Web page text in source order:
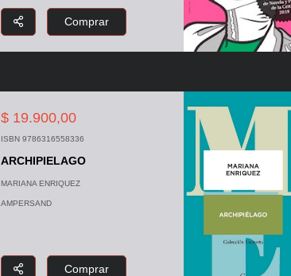
Comprar
$ 19.900,00
ISBN 9786316558336
ARCHIPIELAGO
MARIANA ENRIQUEZ
AMPERSAND
Comprar